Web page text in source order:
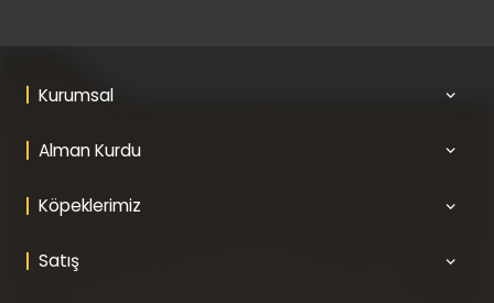
Kurumsal
Alman Kurdu
Köpeklerimiz
Satış